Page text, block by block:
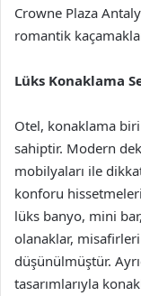
Crowne Plaza
romantik
Lüks Konaklama
Otel, konaklama
sahiptir. Modern
mobilyaları ile
konforu
lüks banyo, mini
olanaklar,
düşünülmüştür.
tasarımlarıyla